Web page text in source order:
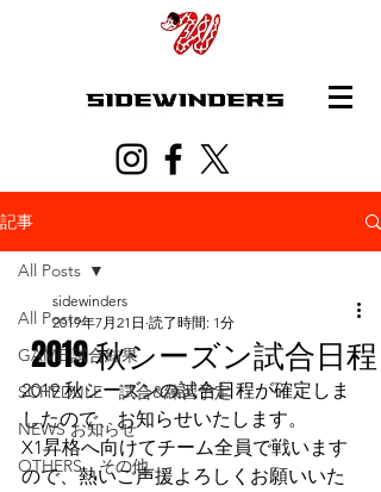
記事
All Posts
GAME 試合結果
SCHEDULE 試合&練習予定
NEWS お知らせ
OTHERS その他
All Posts
2019 秋シーズン試合日程
sidewinders
2019年7月21日 読了時間: 1分
2019 秋シーズンの試合日程が確定しま
したので、お知らせいたします。
X1昇格へ向けてチーム全員で戦います
ので、熱いご声援よろしくお願いいた